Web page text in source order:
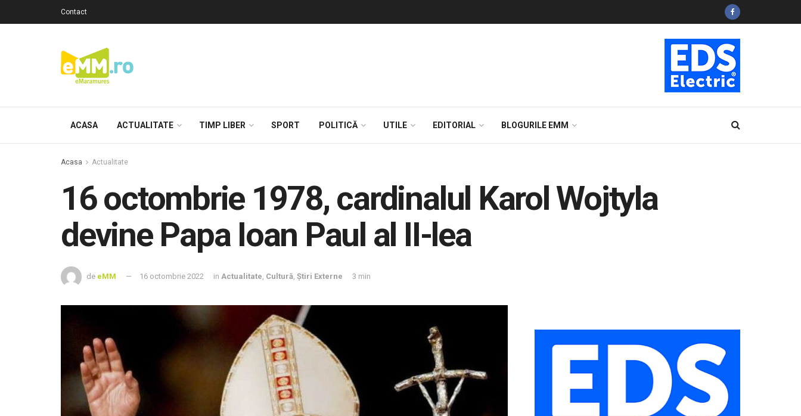
Contact
ACASA ACTUALITATE TIMP LIBER SPORT POLITICĂ UTILE EDITORIAL BLOGURILE EMM
Acasa Actualitate
16 octombrie 1978, cardinalul Karol Wojtyla
devine Papa Ioan Paul al II-lea
de eMM 16 octombrie 2022 in Actualitate, Cultură, Știri Externe 3 min